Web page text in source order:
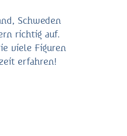
Schweden
richtig auf.
viele Figuren
erfahren!